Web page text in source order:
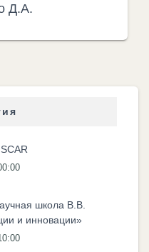
Д.А.
школа В.В.
и инновации»